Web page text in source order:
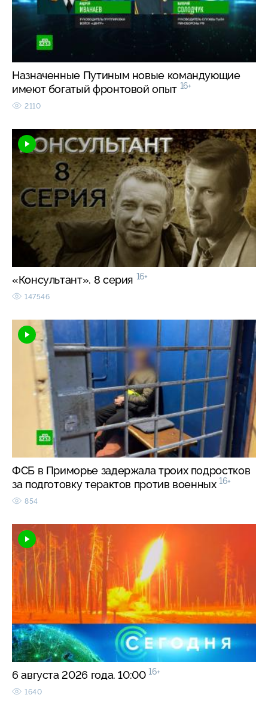
Назначенные Путиным новые командующие
имеют богатый фронтовой опыт 16+
2110
«Консультант». 8 серия 16+
147546
ФСБ в Приморье задержала троих подростков
за подготовку терактов против военных 16+
854
6 августа 2026 года. 10:00 16+
1640